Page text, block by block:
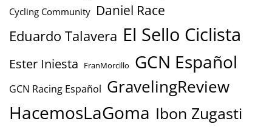
Cycling Community Daniel Race
Eduardo Talavera El Sello Ciclista
Ester Iniesta FranMorcillo GCN Español
GCN Racing Español GravelingReview
HacemosLaGoma Ibon Zugasti